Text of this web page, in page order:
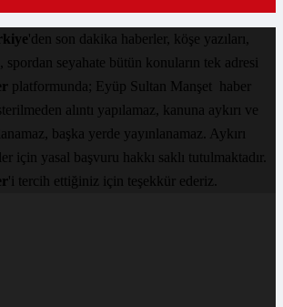
'den son dakika haberler, köşe yazıları,
spordan seyahate bütün konuların tek adresi
platformunda; Eyüp Sultan Manşet haber
alıntı yapılamaz, kanuna aykırı ve
başka yerde yayınlanamaz. Aykırı
için yasal başvuru hakkı saklı tutulmaktadır.
'i tercih ettiğiniz için teşekkür ederiz.